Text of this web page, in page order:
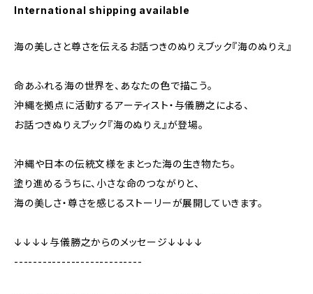
International shipping available
海の美しさと尊さを伝えるお話つきのぬりえブック『海のぬりえ』
命あふれる海の世界を、あなたの色で描こう。
沖縄を拠点に活動するアーティスト・与儀勝之による、
お話つきぬりえブック『海のぬりえ』が登場。
沖縄や日本の伝統文様をまとった海の生き物たち。
塗り進めるうちに、小さな命のつながりと、
海の美しさ・尊さを感じるストーリーが展開していきます。
↓↓↓↓与儀勝之からのメッセージ↓↓↓↓
---------------------------